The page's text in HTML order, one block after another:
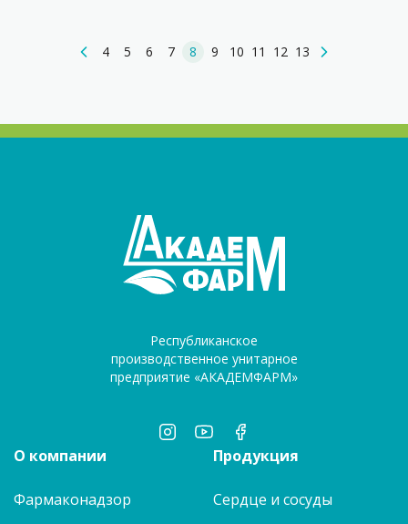
4 5 6 7 8 9 10 11 12 13
Республиканское
производственное унитарное
предприятие «АКАДЕМФАРМ»
О компании
Фармаконадзор
Продукция
Сердце и сосуды